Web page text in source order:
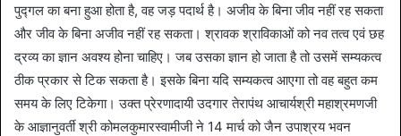
पुद्गल का बना हुआ होता है, वह जड़ पदार्थ है। अजीव के बिना जीव नहीं रह सकता
और जीव के बिना अजीव नहीं रह सकता। श्रावक श्राविकाओं को नव तत्व एवं छह
द्रव्य का ज्ञान अवश्य होना चाहिए। जब उसका ज्ञान हो जाता है तो उसमें सम्यकत्व
ठीक प्रकार से टिक सकता है। इसके बिना यदि सम्यकत्व आएगा तो वह बहुत कम
समय के लिए टिकेगा। उक्त प्रेरणादायी उदगार तेरापंथ आचार्यश्री महाश्रमणजी
के आज्ञानुवर्ती श्री कोमलकुमारस्वामीजी ने 14 मार्च को जैन उपाश्रय भवन